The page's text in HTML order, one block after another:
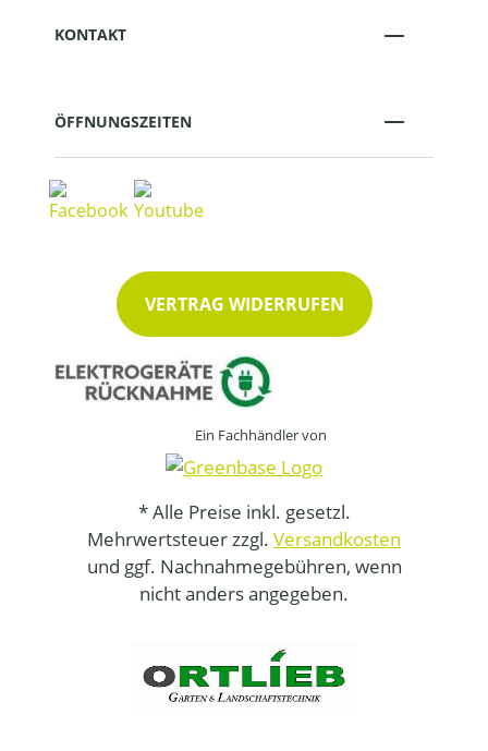
KONTAKT
ÖFFNUNGSZEITEN
VERTRAG WIDERRUFEN
Ein Fachhändler von
* Alle Preise inkl. gesetzl.
Mehrwertsteuer zzgl. Versandkosten
und ggf. Nachnahmegebühren, wenn
nicht anders angegeben.